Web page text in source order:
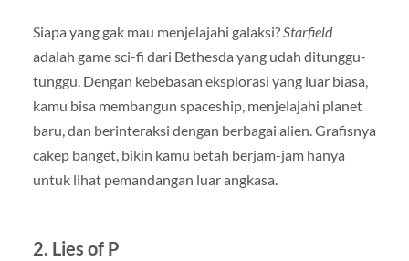
Siapa yang gak mau menjelajahi galaksi? Starfield
adalah game sci-fi dari Bethesda yang udah ditunggu-
tunggu. Dengan kebebasan eksplorasi yang luar biasa,
kamu bisa membangun spaceship, menjelajahi planet
baru, dan berinteraksi dengan berbagai alien. Grafisnya
cakep banget, bikin kamu betah berjam-jam hanya
untuk lihat pemandangan luar angkasa.
2. Lies of P